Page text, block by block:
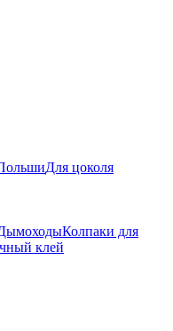
Для цоколя
Колпаки для
клей